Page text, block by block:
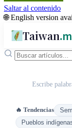
Saltar al contenido
🌐 English version
Taiwan
Escribe
🔥 Tendencias
Pueblos